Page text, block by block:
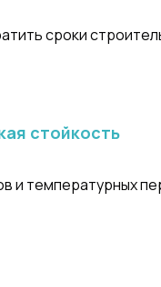
сроки
стойкость
и температурных